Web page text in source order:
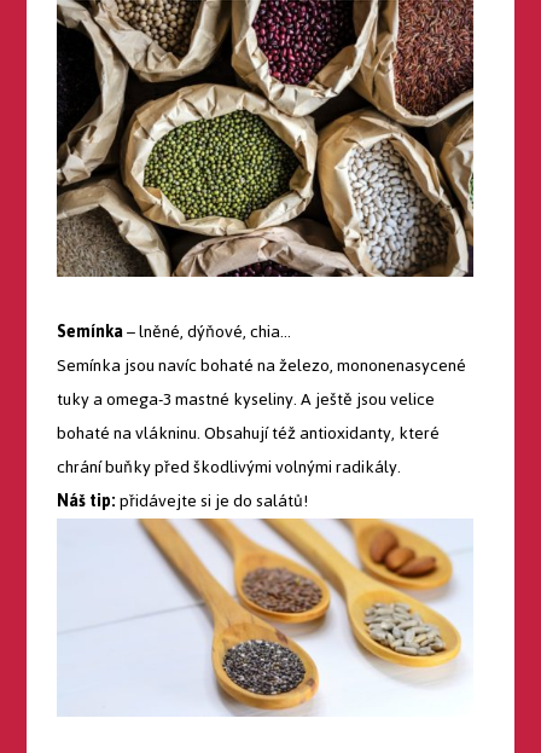
Semínka– lněné, dýňové, chia…
Semínka jsou navíc bohaté na železo, mononenasycené
tuky a omega-3 mastné kyseliny. A ještě jsou velice
bohaté na vlákninu. Obsahují též antioxidanty, které
chrání buňky před škodlivými volnými radikály.
Náš tip:přidávejte si je do salátů!